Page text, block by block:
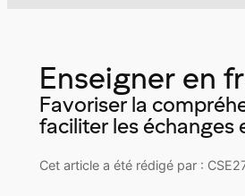
Enseigner en
Favoriser la
faciliter les échanges
Cet article a été rédigé par : CSE